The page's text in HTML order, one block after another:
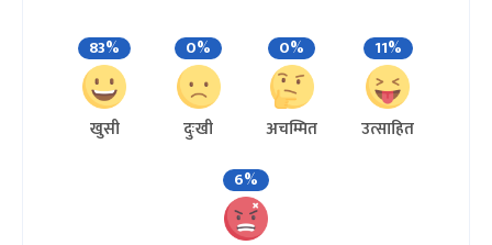
83%
खुसी
0%
दुःखी
0%
अचम्मित
11%
उत्साहित
6%